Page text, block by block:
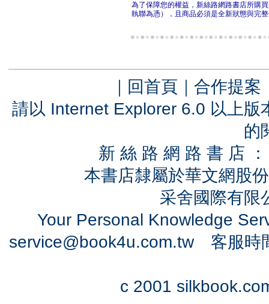
為了保障您的權益，新絲路網路書店所購
執聯為憑），且商品必須是全新狀態與完
｜ 回首頁 ｜ 合作提案
請以 Internet Explorer 6.0 以上
的
新 絲 路 網 路 書 店
本書店隸屬於華文網股
采舍國際有
Your Personal Knowledge
service@book4u.com.tw客服時
c 2001